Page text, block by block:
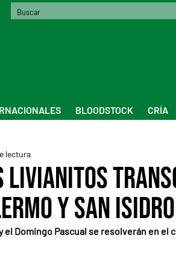
BLOODSTOCK CRÍA
livianitos
y San Isidro
lectura
el Domingo Pascual se resolverán en